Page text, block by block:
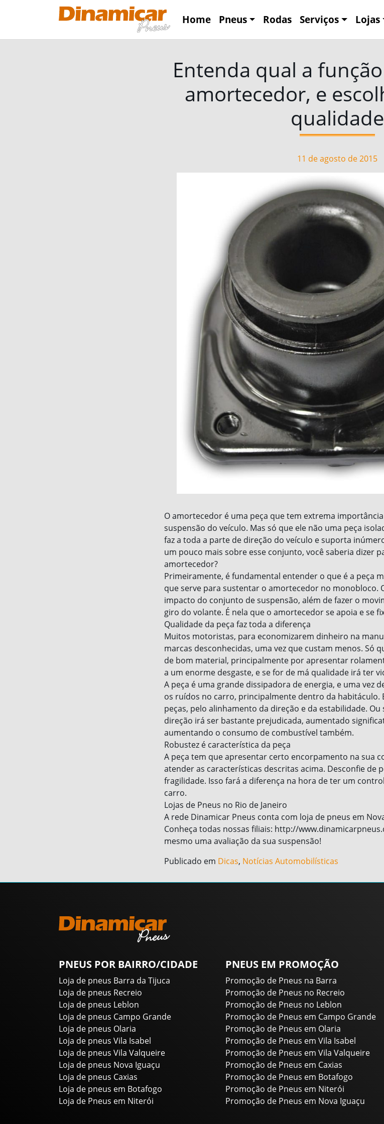
Home Pneus Rodas Serviços Lojas
Entenda qual a
amortecedor, e
qualidade
11 de agosto de 2015
O amortecedor é uma peça que tem extrema
suspensão do veículo. Mas só que ele não uma peça
faz a toda a parte de direção do veículo e suporta
um pouco mais sobre esse conjunto, você saberia dizer
amortecedor?
Primeiramente, é fundamental entender o que é a peça
que serve para sustentar o amortecedor no monobloco.
impacto do conjunto de suspensão, além de fazer o
giro do volante. É nela que o amortecedor se apoia e se
Qualidade da peça faz toda a diferença
Muitos motoristas, para economizarem dinheiro na
marcas desconhecidas, uma vez que custam menos. Só
de bom material, principalmente por apresentar
a um enorme desgaste, e se for de má qualidade irá ter
A peça é uma grande dissipadora de energia, e uma vez
os ruídos no carro, principalmente dentro da habitáculo.
peças, pelo alinhamento da direção e da estabilidade.
direção irá ser bastante prejudicada, aumentado
aumentando o consumo de combustível também.
Robustez é característica da peça
A peça tem que apresentar certo encorpamento na sua
atender as características descritas acima. Desconfie de
fragilidade. Isso fará a diferença na hora de ter um
carro.
Lojas de Pneus no Rio de Janeiro
A rede Dinamicar Pneus conta com loja de pneus em
Conheça todas nossas filiais: http://
mesmo uma avaliação da sua suspensão!
Publicado em Dicas, Notícias Automobilísticas
PNEUS POR BAIRRO/CIDADE
Loja de pneus Barra da Tijuca
Loja de pneus Recreio
Loja de pneus Leblon
Loja de pneus Campo Grande
Loja de pneus Olaria
Loja de pneus Vila Isabel
Loja de pneus Vila Valqueire
Loja de pneus Nova Iguaçu
Loja de pneus Caxias
Loja de pneus em Botafogo
Loja de Pneus em Niterói
PNEUS EM PROMOÇÃO
Promoção de Pneus na Barra
Promoção de Pneus no Recreio
Promoção de Pneus no Leblon
Promoção de Pneus em Campo Grande
Promoção de Pneus em Olaria
Promoção de Pneus em Vila Isabel
Promoção de Pneus em Vila Valqueire
Promoção de Pneus em Caxias
Promoção de Pneus em Botafogo
Promoção de Pneus em Niterói
Promoção de Pneus em Nova Iguaçu